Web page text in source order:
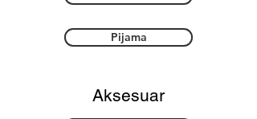
Pijama
Aksesuar